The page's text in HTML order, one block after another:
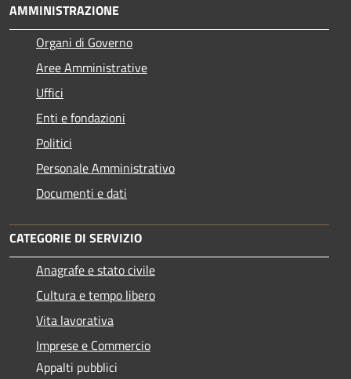
AMMINISTRAZIONE
Organi di Governo
Aree Amministrative
Uffici
Enti e fondazioni
Politici
Personale Amministrativo
Documenti e dati
CATEGORIE DI SERVIZIO
Anagrafe e stato civile
Cultura e tempo libero
Vita lavorativa
Imprese e Commercio
Appalti pubblici